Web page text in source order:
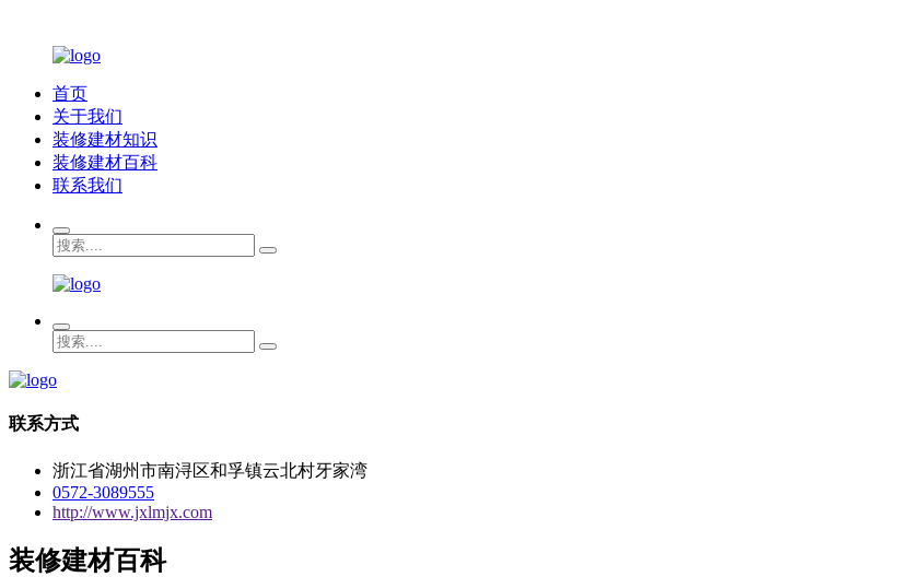
首页
关于我们
装修建材知识
装修建材百科
联系我们
联系方式
浙江省湖州市南浔区和孚镇云北村牙家湾
0572-3089555
http://www.jxlmjx.com
装修建材百科